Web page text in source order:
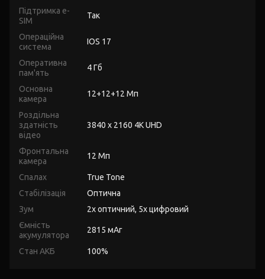
Підтримка e-
SIM
Так
Операційна
система
IOS 17
Оперативна
пам'ять
4 Гб
Основна
камера
12+12+12 Мп
Роздільна
здатність
відео
3840 x 2160 4K UHD
Фронтальна
камера
12 Мп
Спалах
True Tone
Стабілізація
Оптична
Зум
2х оптичний, 5х цифровий
Ємність
акумулятора
2815 мАг
Стан АКБ 100%